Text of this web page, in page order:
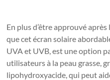
En plus d’être approuvé
que cet écran solaire
UVA et UVB, est une option
utilisateurs à la peau grasse,
lipohydroxyacide, qui peut